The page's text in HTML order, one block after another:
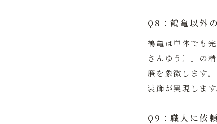
Q8：鶴亀以外
鶴亀は単体でも
さんゆう）」の
廉を象徴します
装飾が実現します
Q9：職人に依